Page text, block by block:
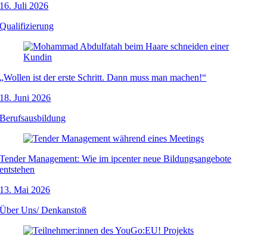
16. Juli 2026
Qualifizierung
„Wollen ist der erste Schritt. Dann muss man machen!“
18. Juni 2026
Berufsausbildung
Tender Management: Wie im ipcenter neue Bildungsangebote
entstehen
13. Mai 2026
Über Uns/ Denkanstoß